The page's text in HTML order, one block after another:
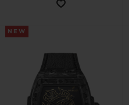
NEW